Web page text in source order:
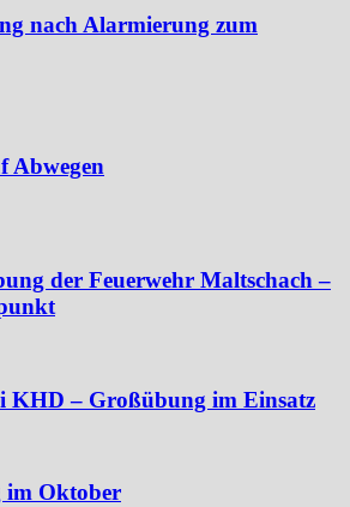
nach Alarmierung zum
Abwegen
der Feuerwehr Maltschach –
KHD – Großübung im Einsatz
im Oktober